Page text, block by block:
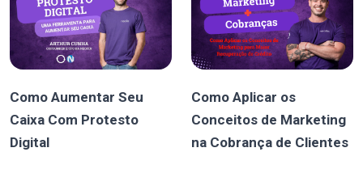
Como Aumentar Seu
Caixa Com Protesto
Digital
Como Aplicar os
Conceitos de Marketing
na Cobrança de Clientes